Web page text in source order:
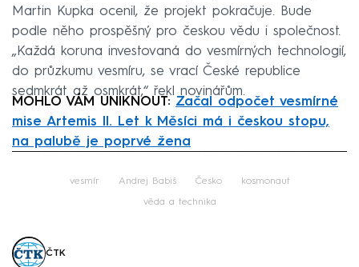
Martin Kupka ocenil, že projekt pokračuje. Bude
podle něho prospěšný pro českou vědu i společnost.
„Každá koruna investovaná do vesmírných technologií,
do průzkumu vesmíru, se vrací České republice
sedmkrát až osmkrát,“ řekl novinářům.
MOHLO VÁM UNIKNOUT: Začal odpočet vesmírné
mise Artemis II. Let k Měsíci má i českou stopu,
na palubě je poprvé žena
vesmír Andrej Babiš Česko kosmonaut
věda a technika
ČTK